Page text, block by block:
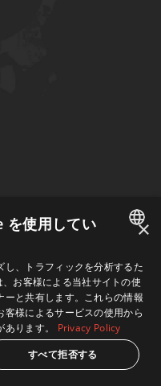
ENGLISH
×
を使用してい
、トラフィックを分析するた
お客様による当社サイトの使
と共有します。これらの情報
様によるサービスの使用から
ります。
Privacy Policy
すべて拒否する